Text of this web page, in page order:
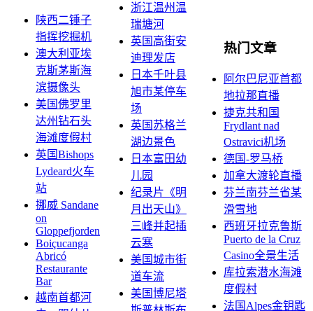
陕西二锤子
指挥挖掘机
澳大利亚埃
克斯茅斯海
滨摄像头
美国佛罗里
达州钻石头
海滩度假村
英国Bishops
Lydeard火车
站
挪威 Sandane
on
Gloppefjorden
Boiçucanga
Abricó
Restaurante
Bar
越南首都河
浙江温州温
瑞塘河
英国高街安
迪理发店
日本千叶县
旭市某停车
场
英国苏格兰
湖边景色
日本富田幼
儿园
纪录片《明
月出天山》
三峰并起插
云寒
美国城市街
道车流
美国博尼塔
热门文章
阿尔巴尼亚首都
地拉那直播
捷克共和国
Frydlant nad
Ostravici机场
德国-罗马桥
加拿大渡轮直播
芬兰南芬兰省某
滑雪地
西班牙拉克鲁斯
Puerto de la Cruz
Casino全景生活
库拉索潜水海滩
度假村
法国Alpes金钥匙